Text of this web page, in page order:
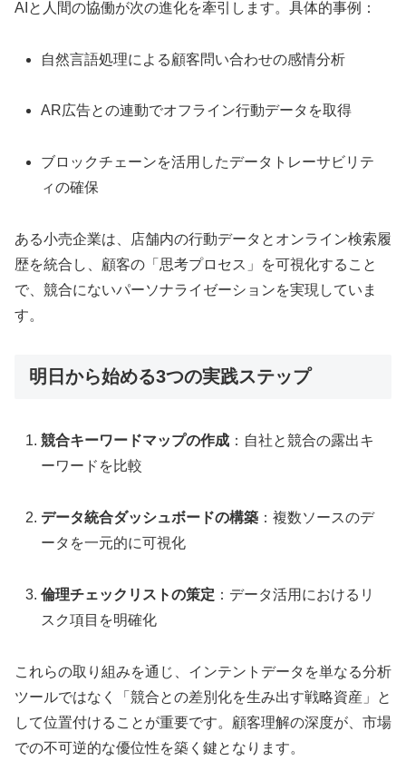
AIと人間の協働が次の進化を牽引します。具体的事例：
自然言語処理による顧客問い合わせの感情分析
AR広告との連動でオフライン行動データを取得
ブロックチェーンを活用したデータトレーサビリテ
ィの確保
ある小売企業は、店舗内の行動データとオンライン検索履
歴を統合し、顧客の「思考プロセス」を可視化すること
で、競合にないパーソナライゼーションを実現していま
す。
明日から始める3つの実践ステップ
競合キーワードマップの作成 ：自社と競合の露出キ
ーワードを比較
データ統合ダッシュボードの構築 ：複数ソースのデ
ータを一元的に可視化
倫理チェックリストの策定 ：データ活用におけるリ
スク項目を明確化
これらの取り組みを通じ、インテントデータを単なる分析
ツールではなく「競合との差別化を生み出す戦略資産」と
して位置付けることが重要です。顧客理解の深度が、市場
での不可逆的な優位性を築く鍵となります。